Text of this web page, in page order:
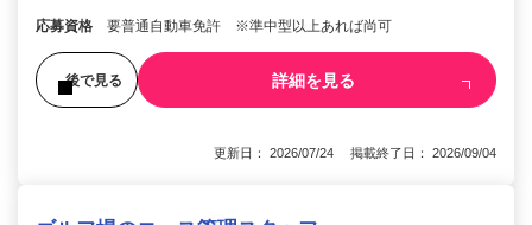
応募資格 要普通自動車免許 ※準中型以上あれば尚可
後で見る 詳細を見る
更新日： 2026/07/24 掲載終了日： 2026/09/04